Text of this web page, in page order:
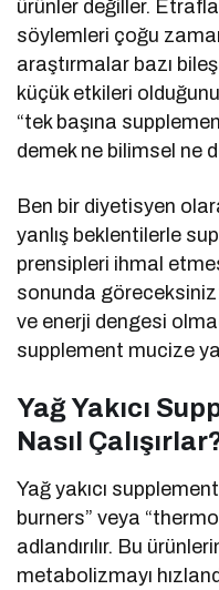
ürünler değiller.
söylemleri çoğu
araştırmalar bazı
küçük etkileri
“tek başına
demek ne bilimsel ne
Ben bir diyetisyen
yanlış beklentilerle
prensipleri ihmal
sonunda
ve enerji dengesi
supplement mucize
Yağ Yakıcı
Nasıl
Yağ yakıcı
burners” veya
adlandırılır. Bu
metabolizmayı